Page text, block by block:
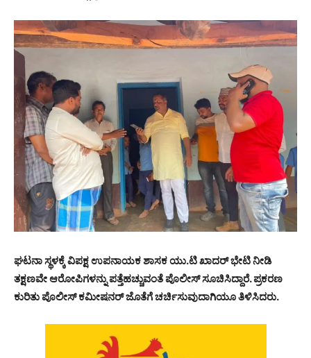
ಘಟನಾ ಸ್ಥಳಕ್ಕೆ ವಿಪಕ್ಷ ಉಪನಾಯಕ ಶಾಸಕ ಯು.ಟಿ ಖಾದರ್ ಭೇಟಿ ನೀಡಿ
ತಕ್ಷಣವೇ ಆರೋಪಿಗಳನ್ನು ಪತ್ತೆಹಚ್ಚುವಂತೆ ಪೊಲೀಸ್ ಸೂಚಿಸಿದ್ದಾರೆ. ಪ್ರಕರಣ
ಕುರಿತು ಪೊಲೀಸ್ ಕಮೀಷನರ್ ಜೊತೆಗೆ ಚರ್ಚಿಸುವುದಾಗಿಯೂ ತಿಳಿಸಿದರು.